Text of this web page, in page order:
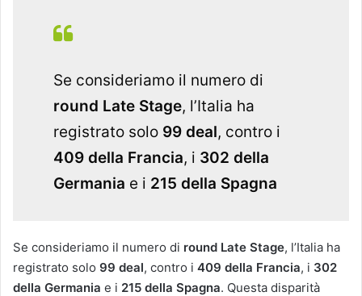
Se consideriamo il numero di
round Late Stage, l’Italia ha
registrato solo 99 deal, contro i
409 della Francia, i 302 della
Germania e i 215 della Spagna
Se consideriamo il numero di round Late Stage, l’Italia ha
registrato solo 99 deal, contro i 409 della Francia, i 302
della Germania e i 215 della Spagna​. Questa disparità